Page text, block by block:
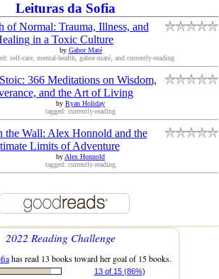
Leituras da Sofia
of Normal: Trauma, Illness, and
in a Toxic Culture
by Gabor Maté
self-care, mental-health, gabor-maté, and currently-reading
366 Meditations on Wisdom,
and the Art of Living
by Ryan Holiday
tagged: currently-reading
the Wall: Alex Honnold and the
Limits of Adventure
byAlex Honnold
tagged: currently-reading
2022 Reading Challenge
has read 13 books toward her goal of 15 books.
13 of 15 (86%)